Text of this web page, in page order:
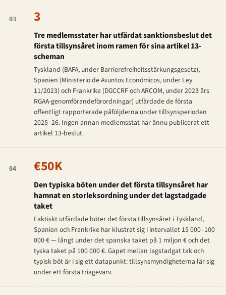
03 3
Tre medlemsstater har utfärdat sanktionsbeslut det
första tillsynsåret inom ramen för sina artikel 13-
scheman
Tyskland (BAFA, under Barrierefreiheitsstärkungsgesetz),
Spanien (Ministerio de Asuntos Económicos, under Ley
11/2023) och Frankrike (DGCCRF och ARCOM, under 2023 års
RGAA-genomförandeförordningar) utfärdade de första
offentligt rapporterade påföljderna under tillsynsperioden
2025–26. Ingen annan medlemsstat har ännu publicerat ett
artikel 13-beslut.
04 €50K
Den typiska böten under det första tillsynsåret har
hamnat en storleksordning under det lagstadgade
taket
Faktiskt utfärdade böter det första tillsynsåret i Tyskland,
Spanien och Frankrike har klustrat sig i intervallet 15 000–100
000 € — långt under det spanska taket på 1 miljon € och det
tyska taket på 100 000 €. Gapet mellan lagstadgat tak och
typisk böt är i sig ett datapunkt: tillsynsmyndigheterna lär sig
under ett första triagevarv.